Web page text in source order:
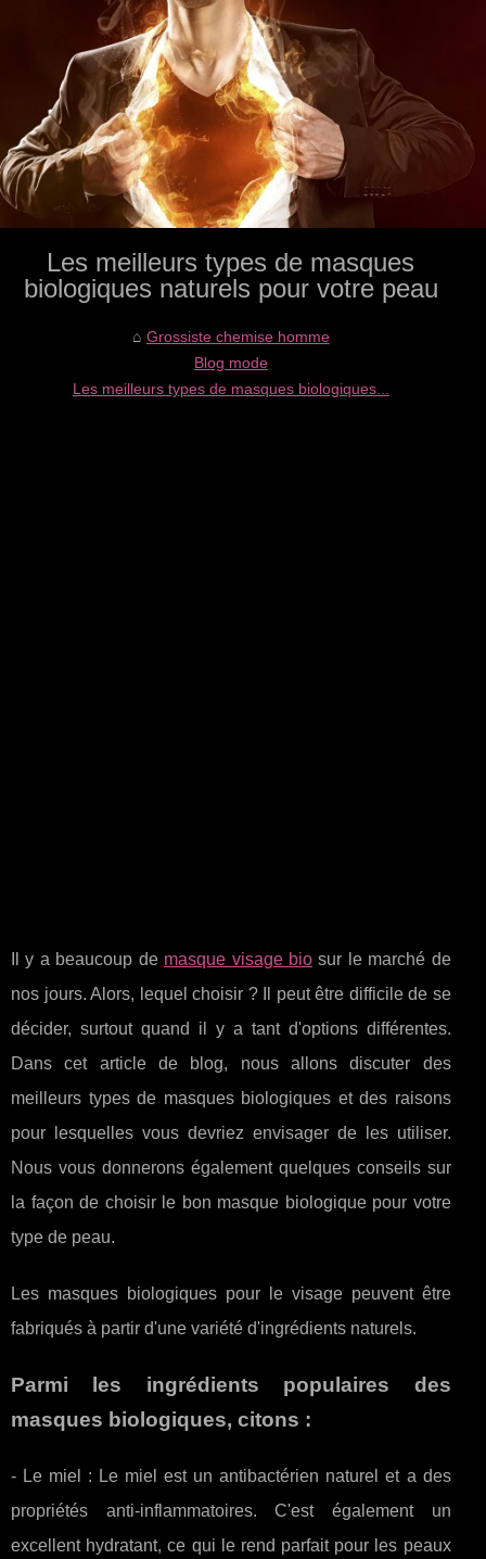
Les meilleurs types de masques
biologiques naturels pour votre peau
Grossiste chemise homme
Blog mode
Les meilleurs types de masques biologiques...
Il y a beaucoup de masque visage biosur le marché de
nos jours. Alors, lequel choisir ? Il peut être difficile de se
décider, surtout quand il y a tant d'options différentes.
Dans cet article de blog, nous allons discuter des
meilleurs types de masques biologiques et des raisons
pour lesquelles vous devriez envisager de les utiliser.
Nous vous donnerons également quelques conseils sur
la façon de choisir le bon masque biologique pour votre
type de peau.
Les masques biologiques pour le visage peuvent être
fabriqués à partir d'une variété d'ingrédients naturels.
Parmi les ingrédients populaires des
masques biologiques, citons :
- Le miel : Le miel est un antibactérien naturel et a des
propriétés anti-inflammatoires. C'est également un
excellent hydratant, ce qui le rend parfait pour les peaux